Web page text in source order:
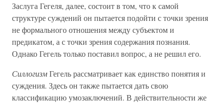
Заслуга Гегеля, далее, состоит в том, что к самой
структуре суждений он пытается подойти с точки зрения
не формального отношения между субъектом и
предикатом, а с точки зрения содержания познания.
Однако Гегель только поставил вопрос, а не решил его.
СиллогизмГегель рассматривает как единство понятия и
суждения. Здесь он также пытается дать свою
классификацию умозаключений. В действительности же